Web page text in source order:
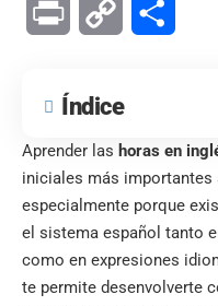
Print Copy
Índice
Aprender las horas en
iniciales más
especialmente porque
el sistema español tanto
como en expresiones
te permite desenvolverte